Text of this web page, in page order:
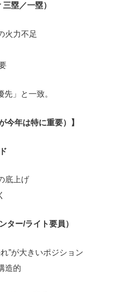
塁／一塁）
火力不足
」と一致。
今年は特に重要）】
底上げ
ター/ライト要員）
”が大きいポジション
造的